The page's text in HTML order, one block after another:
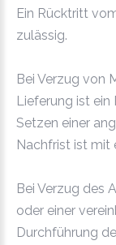
Ein Rücktritt
zulässig.
Bei Verzug von
Lieferung ist
Setzen einer
Nachfrist ist mit
Bei Verzug des
oder einer
Durchführung